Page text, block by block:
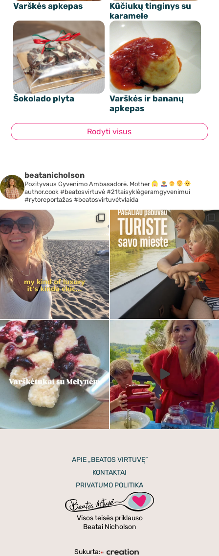
Varškės apkepas
Kūčiukų tinginys su
karamele
Šokolado plyta
Varškės ir bananų
apkepas
Rodyti visus
beatanicholson
Pozityvaus Gyvenimo Ambasadorė. Mother
author.cook #beatosvirtuvė #21taisyklėgeramgyvenimui
#rytoreportažas #beatosvirtuvėtvlaida
APIE „BEATOS VIRTUVĘ”
KONTAKTAI
PRIVATUMO POLITIKA
Visos teisės priklauso
Beatai Nicholson
Sukurta: